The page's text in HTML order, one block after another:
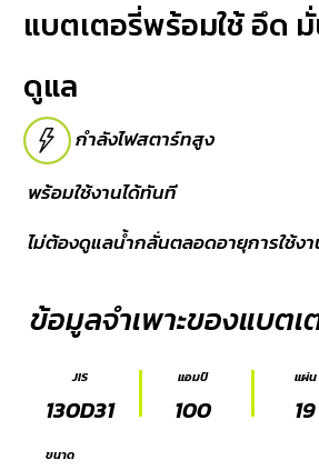
ร่วม
กับ
ติดต่อ
เรา
E-
แบตเตอรี่พร้อมใช้ อึด
ดูแล
กำลังไฟสตาร์ทสูง
พร้อมใช้งานได้ทันที
ไม่ต้องดูแลน้ำกลั่นตลอดอายุการใช้ง
ข้อมูลจำเพาะของแบต
JIS
130D31
แอมป์
100
แผ่น
19
ขนาด